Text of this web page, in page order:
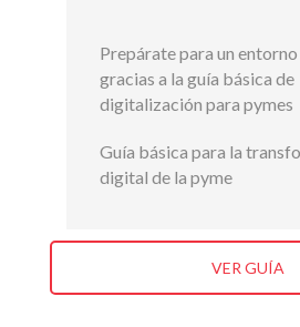
Prepárate para un
gracias a la guía básica de
digitalización para pymes
Guía básica para la
digital de la pyme
VER GUÍA